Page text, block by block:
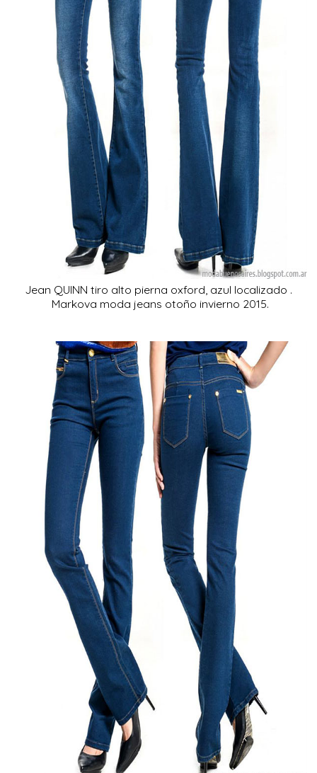
Jean QUINN tiro alto pierna oxford, azul localizado .
Markova moda jeans otoño invierno 2015.